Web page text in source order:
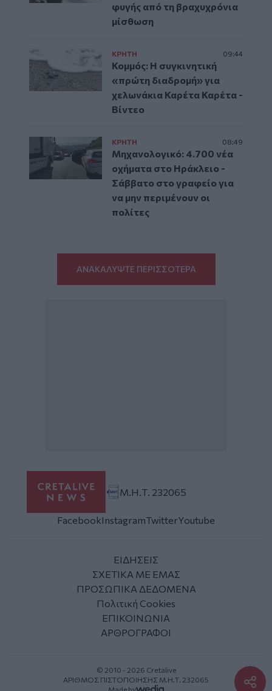
φυγής από τη βραχυχρόνια
μίσθωση
ΚΡΗΤΗ 09:44
Κομμός: Η συγκινητική
«πρώτη διαδρομή» για
χελωνάκια Καρέτα Καρέτα -
Βίντεο
ΚΡΗΤΗ 08:49
Μηχανολογικό: 4.700 νέα
οχήματα στο Ηράκλειο -
Σάββατο στο γραφείο για
να μην περιμένουν οι
πολίτες
ΑΝΑΚΑΛΥΨΤΕ ΠΕΡΙΣΣΟΤΕΡΑ
Μ.Η.Τ. 232065
FacebookInstagramTwitterYoutube
ΕΙΔΗΣΕΙΣ
ΣΧΕΤΙΚΑ ΜΕ ΕΜΑΣ
ΠΡΟΣΩΠΙΚΑ ΔΕΔΟΜΕΝΑ
Πολιτική Cookies
ΕΠΙΚΟΙΝΩΝΙΑ
ΑΡΘΡΟΓΡΑΦΟΙ
© 2010 - 2026 Cretalive
ΑΡΙΘΜΟΣ ΠΙΣΤΟΠΟΙΗΣΗΣ Μ.Η.Τ. 232065